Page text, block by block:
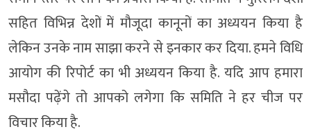
सहित विभिन्न देशों में मौजूदा कानूनों का अध्ययन किया है
लेकिन उनके नाम साझा करने से इनकार कर दिया. हमने विधि
आयोग की रिपोर्ट का भी अध्ययन किया है. यदि आप हमारा
मसौदा पढ़ेंगे तो आपको लगेगा कि समिति ने हर चीज पर
विचार किया है.